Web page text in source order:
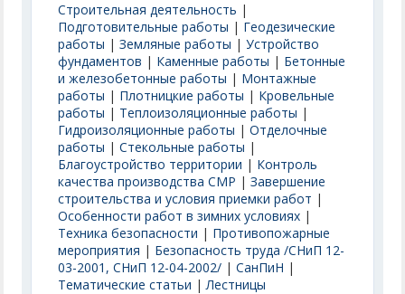
Строительная деятельность |
Подготовительные работы | Геодезические
работы |Земляные работы |Устройство
фундаментов | Каменные работы | Бетонные
и железобетонные работы | Монтажные
работы | Плотницкие работы | Кровельные
работы | Теплоизоляционные работы |
Гидроизоляционные работы |Отделочные
работы |Стекольные работы |
Благоустройство территории | Контроль
качества производства СМР |Завершение
строительства и условия приемки работ |
Особенности работ в зимних условиях |
Техника безопасности | Противопожарные
мероприятия | Безопасность труда /СНиП 12-
03-2001, СНиП 12-04-2002/ |СанПиН |
Тематические статьи |Лестницы